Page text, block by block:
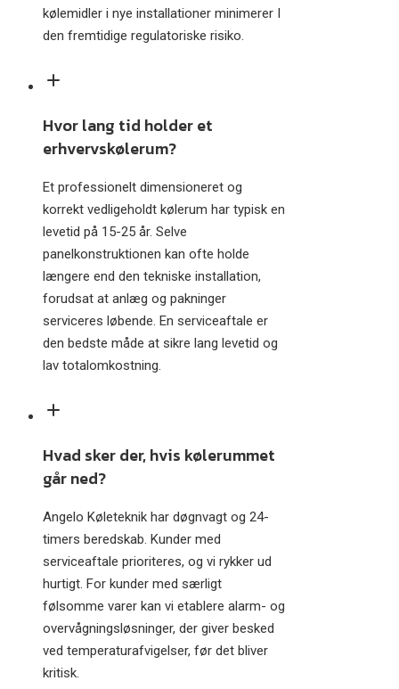
kølemidler i nye installationer minimerer I
den fremtidige regulatoriske risiko.
Hvor lang tid holder et
erhvervskølerum?
Et professionelt dimensioneret og
korrekt vedligeholdt kølerum har typisk en
levetid på 15-25 år. Selve
panelkonstruktionen kan ofte holde
længere end den tekniske installation,
forudsat at anlæg og pakninger
serviceres løbende. En serviceaftale er
den bedste måde at sikre lang levetid og
lav totalomkostning.
Hvad sker der, hvis kølerummet
går ned?
Angelo Køleteknik har døgnvagt og 24-
timers beredskab. Kunder med
serviceaftale prioriteres, og vi rykker ud
hurtigt. For kunder med særligt
følsomme varer kan vi etablere alarm- og
overvågningsløsninger, der giver besked
ved temperaturafvigelser, før det bliver
kritisk.